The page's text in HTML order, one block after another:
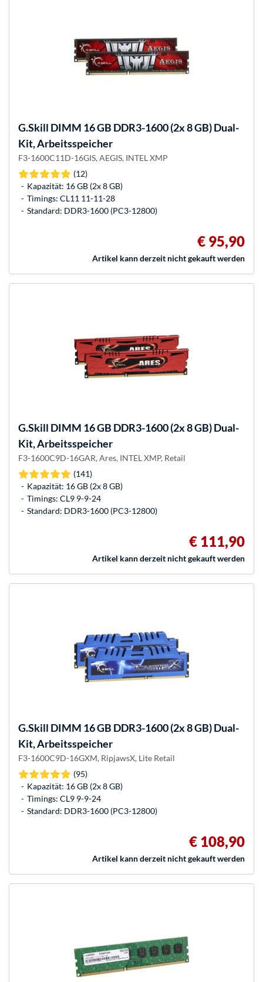
G.Skill DIMM 16 GB DDR3-1600 (2x 8 GB) Dual-
Kit, Arbeitsspeicher
F3-1600C11D-16GIS, AEGIS, INTEL XMP
(12)
Kapazität: 16 GB (2x 8 GB)
Timings: CL11 11-11-28
Standard: DDR3-1600 (PC3-12800)
€ 95,90
Artikel kann derzeit nicht gekauft werden
G.Skill DIMM 16 GB DDR3-1600 (2x 8 GB) Dual-
Kit, Arbeitsspeicher
F3-1600C9D-16GAR, Ares, INTEL XMP, Retail
(141)
Kapazität: 16 GB (2x 8 GB)
Timings: CL9 9-9-24
Standard: DDR3-1600 (PC3-12800)
€ 111,90
Artikel kann derzeit nicht gekauft werden
G.Skill DIMM 16 GB DDR3-1600 (2x 8 GB) Dual-
Kit, Arbeitsspeicher
F3-1600C9D-16GXM, RipjawsX, Lite Retail
(95)
Kapazität: 16 GB (2x 8 GB)
Timings: CL9 9-9-24
Standard: DDR3-1600 (PC3-12800)
€ 108,90
Artikel kann derzeit nicht gekauft werden